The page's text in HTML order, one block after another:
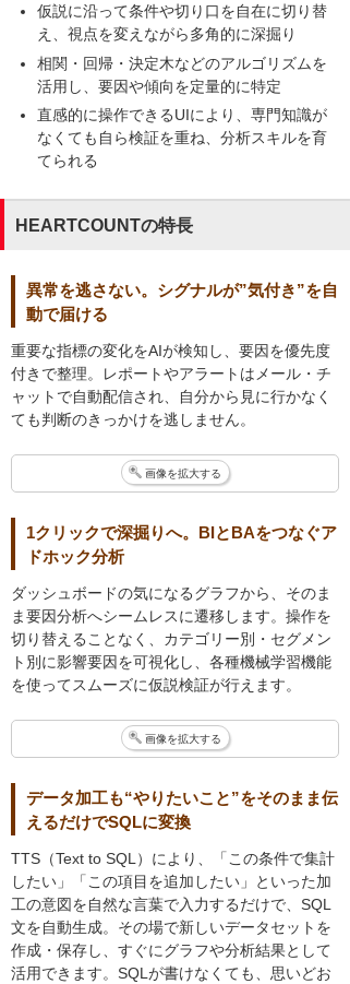
仮説に沿って条件や切り口を自在に切り替
え、視点を変えながら多角的に深掘り
相関・回帰・決定木などのアルゴリズムを
活用し、要因や傾向を定量的に特定
直感的に操作できるUIにより、専門知識が
なくても自ら検証を重ね、分析スキルを育
てられる
HEARTCOUNTの特長
異常を逃さない。シグナルが”気付き”を自
動で届ける
重要な指標の変化をAIが検知し、要因を優先度
付きで整理。レポートやアラートはメール・チ
ャットで自動配信され、自分から見に行かなく
ても判断のきっかけを逃しません。
画像を拡大する
1クリックで深掘りへ。BIとBAをつなぐア
ドホック分析
ダッシュボードの気になるグラフから、そのま
ま要因分析へシームレスに遷移します。操作を
切り替えることなく、カテゴリー別・セグメン
ト別に影響要因を可視化し、各種機械学習機能
を使ってスムーズに仮説検証が行えます。
画像を拡大する
データ加工も“やりたいこと”をそのまま伝
えるだけでSQLに変換
TTS（Text to SQL）により、「この条件で集計
したい」「この項目を追加したい」といった加
工の意図を自然な言葉で入力するだけで、SQL
文を自動生成。その場で新しいデータセットを
作成・保存し、すぐにグラフや分析結果として
活用できます。SQLが書けなくても、思いどお